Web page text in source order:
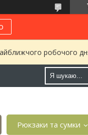
робочого
Рюкзаки та сумки